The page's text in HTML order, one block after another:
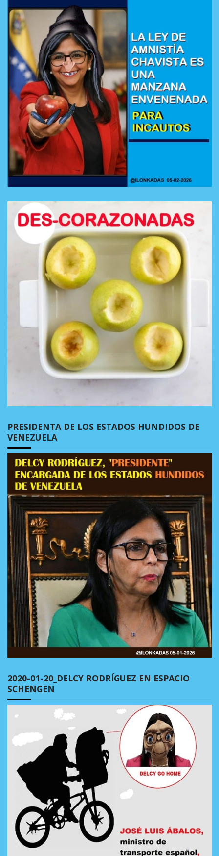
PRESIDENTA DE LOS ESTADOS HUNDIDOS DE
VENEZUELA
2020-01-20_DELCY RODRÍGUEZ EN ESPACIO
SCHENGEN